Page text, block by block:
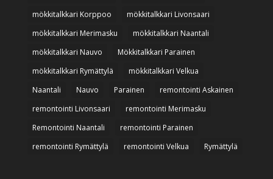
mökkitalkkari Korppoo
mökkitalkkari Livonsaari
mökkitalkkari Merimasku
mökkitalkkari Naantali
mökkitalkkari Nauvo
Mökkitalkkari Parainen
mökkitalkkari Rymättylä
mökkitalkkari Velkua
Naantali
Nauvo Parainen
remontointi Askainen
remontointi Livonsaari
remontointi Merimasku
Remontointi Naantali
remontointi Parainen
remontointi Rymättylä
remontointi Velkua Rymättylä